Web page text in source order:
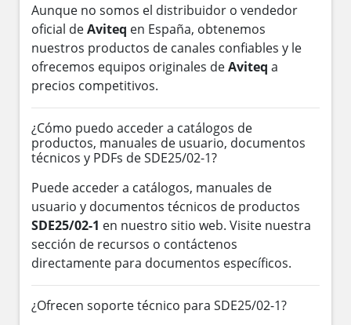
Aunque no somos el distribuidor o vendedor
oficial deAviteq en España, obtenemos
nuestros productos de canales confiables y le
ofrecemos equipos originales deAviteq a
precios competitivos.
¿Cómo puedo acceder a catálogos de
productos, manuales de usuario, documentos
técnicos y PDFs de SDE25/02-1?
Puede acceder a catálogos, manuales de
usuario y documentos técnicos de productos
SDE25/02-1 en nuestro sitio web. Visite nuestra
sección de recursos o contáctenos
directamente para documentos específicos.
¿Ofrecen soporte técnico para SDE25/02-1?